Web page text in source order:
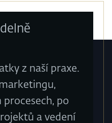
z naší praxe.
procesech, po
a vedení